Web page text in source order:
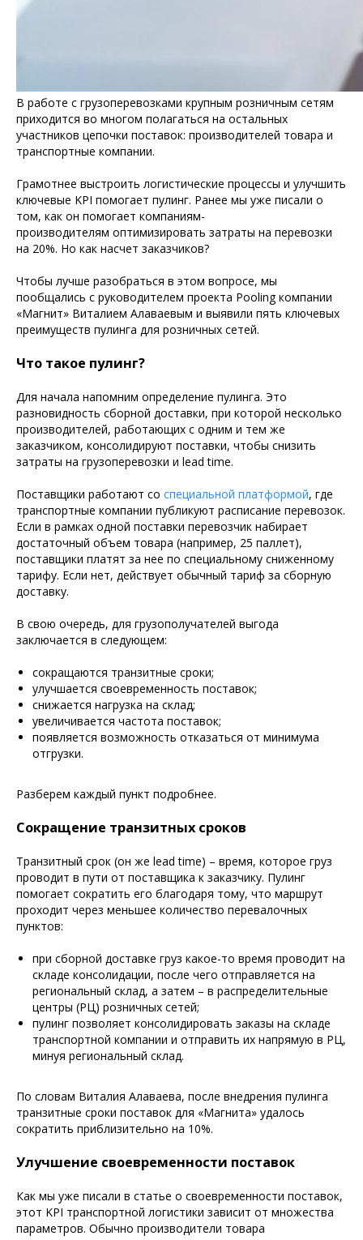
В работе с грузоперевозками крупным розничным сетям
приходится во многом полагаться на остальных
участников цепочки поставок: производителей товара и
транспортные компании.
Грамотнее выстроить логистические процессы и улучшить
ключевые KPI помогает пулинг. Ранее мы уже писали о
том, как он помогает компаниям-
производителям оптимизировать затраты на перевозки
на 20%. Но как насчет заказчиков?
Чтобы лучше разобраться в этом вопросе, мы
пообщались с руководителем проекта Pooling компании
«Магнит» Виталием Алаваевым и выявили пять ключевых
преимуществ пулинга для розничных сетей.
Что такое пулинг?
Для начала напомним определение пулинга. Это
разновидность сборной доставки, при которой несколько
производителей, работающих с одним и тем же
заказчиком, консолидируют поставки, чтобы снизить
затраты на грузоперевозки и lead time.
Поставщики работают со специальной платформой, где
транспортные компании публикуют расписание перевозок.
Если в рамках одной поставки перевозчик набирает
достаточный объем товара (например, 25 паллет),
поставщики платят за нее по специальному сниженному
тарифу. Если нет, действует обычный тариф за сборную
доставку.
В свою очередь, для грузополучателей выгода
заключается в следующем:
сокращаются транзитные сроки;
улучшается своевременность поставок;
снижается нагрузка на склад;
увеличивается частота поставок;
появляется возможность отказаться от минимума
отгрузки.
Разберем каждый пункт подробнее.
Сокращение транзитных сроков
Транзитный срок (он же lead time) – время, которое груз
проводит в пути от поставщика к заказчику. Пулинг
помогает сократить его благодаря тому, что маршрут
проходит через меньшее количество перевалочных
пунктов:
при сборной доставке груз какое-то время проводит на
складе консолидации, после чего отправляется на
региональный склад, а затем – в распределительные
центры (РЦ) розничных сетей;
пулинг позволяет консолидировать заказы на складе
транспортной компании и отправить их напрямую в РЦ,
минуя региональный склад.
По словам Виталия Алаваева, после внедрения пулинга
транзитные сроки поставок для «Магнита» удалось
сократить приблизительно на 10%.
Улучшение своевременности поставок
Как мы уже писали в статье о своевременности поставок,
этот KPI транспортной логистики зависит от множества
параметров. Обычно производители товара